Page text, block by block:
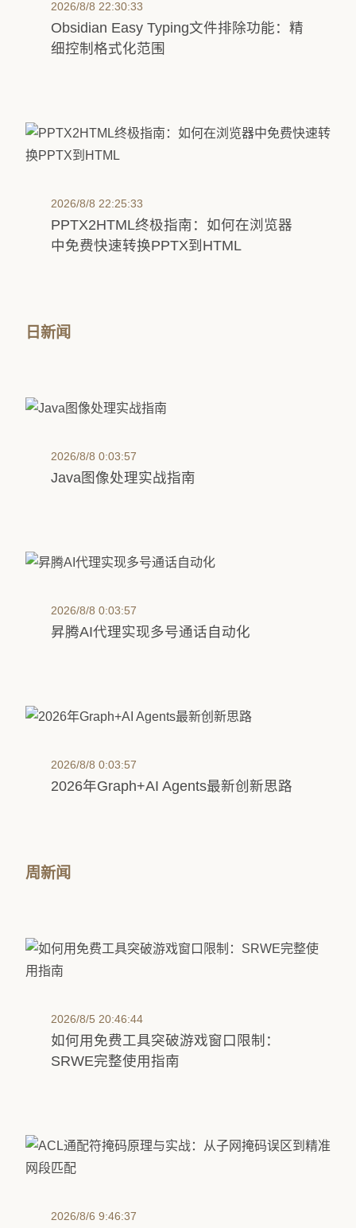
2026/8/8 22:30:33
Obsidian Easy Typing文件排除功能：精
细控制格式化范围
2026/8/8 22:25:33
PPTX2HTML终极指南：如何在浏览器
中免费快速转换PPTX到HTML
日新闻
2026/8/8 0:03:57
Java图像处理实战指南
2026/8/8 0:03:57
昇腾AI代理实现多号通话自动化
2026/8/8 0:03:57
2026年Graph+AI Agents最新创新思路
周新闻
2026/8/5 20:46:44
如何用免费工具突破游戏窗口限制：
SRWE完整使用指南
2026/8/6 9:46:37